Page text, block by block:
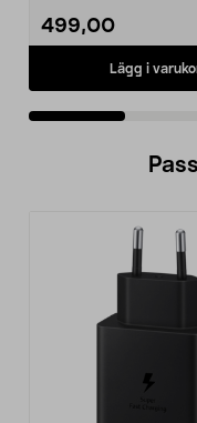
499,00
Lägg i